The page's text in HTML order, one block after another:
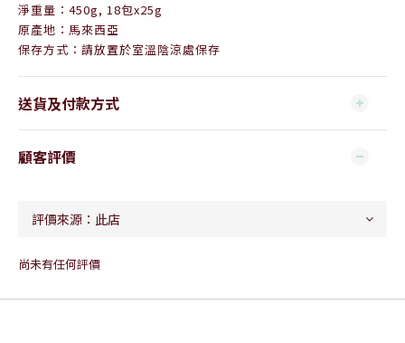
淨重量：450g, 18包x25g
原產地：馬來西亞
保存方式：請放置於室溫陰涼處保存
送貨及付款方式
顧客評價
尚未有任何評價